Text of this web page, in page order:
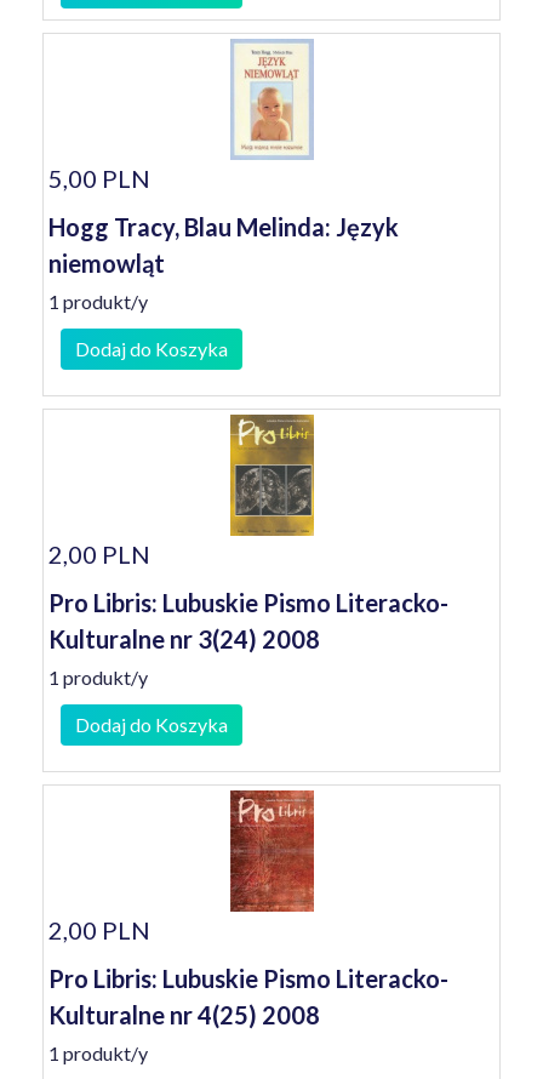
5,00 PLN
Hogg Tracy, Blau Melinda: Język
niemowląt
1 produkt/y
Dodaj do Koszyka
2,00 PLN
Pro Libris: Lubuskie Pismo Literacko-
Kulturalne nr 3(24) 2008
1 produkt/y
Dodaj do Koszyka
2,00 PLN
Pro Libris: Lubuskie Pismo Literacko-
Kulturalne nr 4(25) 2008
1 produkt/y